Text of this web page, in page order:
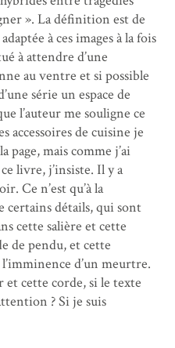
». La définition est de
à ces images à la fois
à attendre d’une
au ventre et si possible
série un espace de
l’auteur me souligne ce
accessoires de cuisine je
page, mais comme j’ai
livre, j’insiste. Il y a
Ce n’est qu’à la
certains détails, qui sont
cette salière et cette
de pendu, et cette
d’un meurtre.
et cette corde, si le texte
? Si je suis